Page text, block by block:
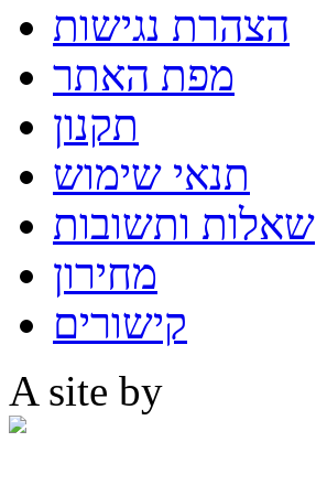
הצהרת נגישות
מפת האתר
תקנון
תנאי שימוש
שאלות ותשובות
מחירון
קישורים
A site by